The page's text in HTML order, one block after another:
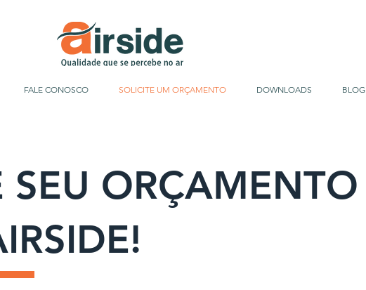
FALE CONOSCO SOLICITE UM ORÇAMENTO DOWNLOADS BLOG
SEU ORÇAMENTO